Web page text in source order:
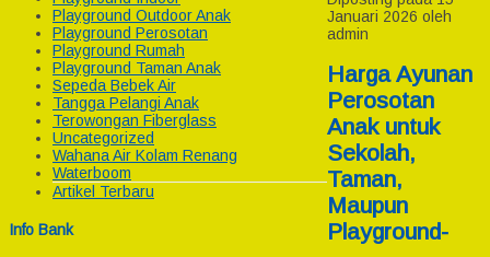
Playground Outdoor Anak
Playground Perosotan
Playground Rumah
Playground Taman Anak
Sepeda Bebek Air
Tangga Pelangi Anak
Terowongan Fiberglass
Uncategorized
Wahana Air Kolam Renang
Waterboom
Artikel Terbaru
Info Bank
Januari 2026 oleh
admin
Harga Ayunan
Perosotan
Anak untuk
Sekolah,
Taman,
Maupun
Playground-